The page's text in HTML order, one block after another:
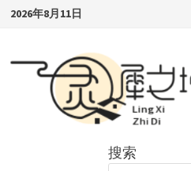
Skip2026年8月11日
搜索